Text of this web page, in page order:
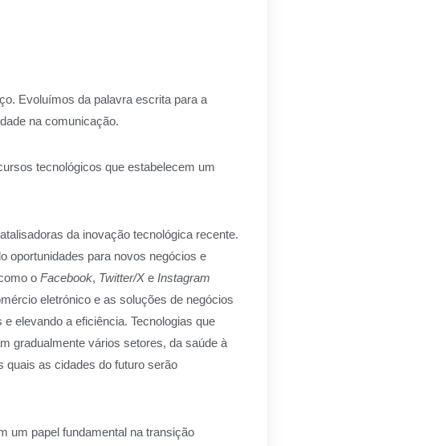
Evoluímos da palavra escrita para a
na comunicação.
tecnológicos que estabelecem um
da inovação tecnológica recente.
oportunidades para novos negócios e
o Facebook, Twitter/X e Instagram
eletrónico e as soluções de negócios
elevando a eficiência. Tecnologias que
gradualmente vários setores, da saúde à
quais as cidades do futuro serão
um papel fundamental na transição